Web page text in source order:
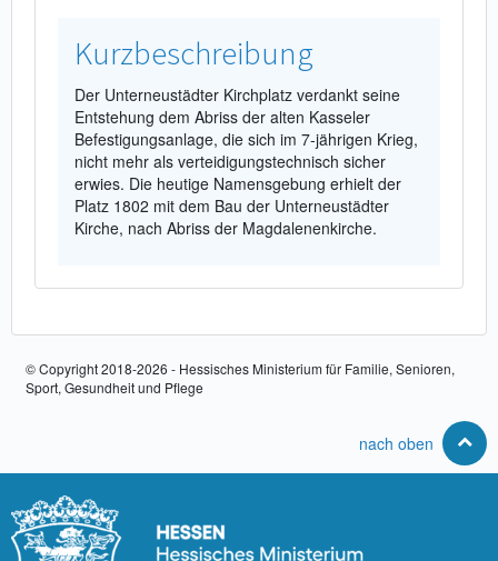
Kurzbeschreibung
Der Unterneustädter Kirchplatz verdankt seine
Entstehung dem Abriss der alten Kasseler
Befestigungsanlage, die sich im 7-jährigen Krieg,
nicht mehr als verteidigungstechnisch sicher
erwies. Die heutige Namensgebung erhielt der
Platz 1802 mit dem Bau der Unterneustädter
Kirche, nach Abriss der Magdalenenkirche.
© Copyright 2018-2026 - Hessisches Ministerium für Familie, Senioren,
Sport, Gesundheit und Pflege
nach oben